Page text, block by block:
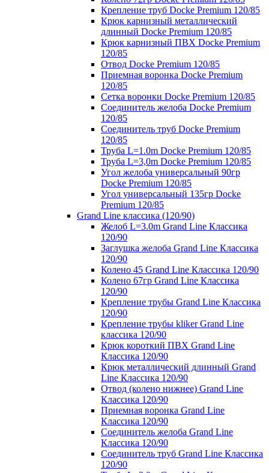
Крепление труб Docke Premium 120/85
Крюк карнизный металлический
длинный Docke Premium 120/85
Крюк карнизный ПВХ Docke Premium
120/85
Отвод Docke Premium 120/85
Приемная воронка Docke Premium
120/85
Сетка воронки Docke Premium 120/85
Соединитель желоба Docke Premium
120/85
Соединитель труб Docke Premium
120/85
Труба L=1.0m Docke Premium 120/85
Труба L=3,0m Docke Premium 120/85
Угол желоба универсальный 90гр
Docke Premium 120/85
Угол универсальный 135гр Docke
Premium 120/85
Grand Line классика (120/90)
Желоб L=3.0m Grand Line Классика
120/90
Заглушка желоба Grand Line Классика
120/90
Колено 45 Grand Line Классика 120/90
Колено 67гр Grand Line Классика
120/90
Крепление трубы Grand Line Классика
120/90
Крепление трубы kliker Grand Line
классика 120/90
Крюк короткий ПВХ Grand Line
Классика 120/90
Крюк металлический длинный Grand
Line Классика 120/90
Отвод (колено нижнее) Grand Line
Классика 120/90
Приемная воронка Grand Line
Классика 120/90
Соединитель желоба Grand Line
Классика 120/90
Соединитель труб Grand Line Классика
120/90